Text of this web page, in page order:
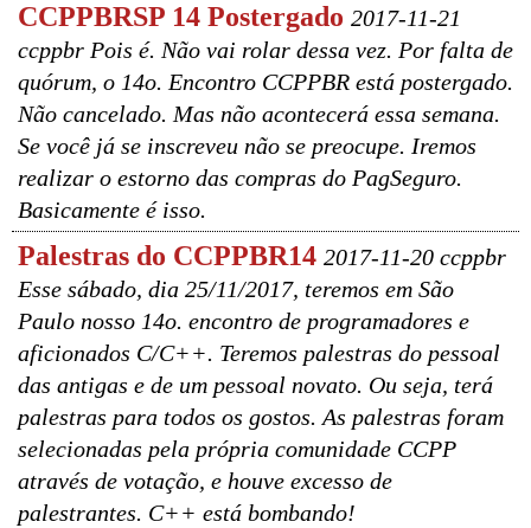
CCPPBRSP 14 Postergado 2017-11-21
ccppbr Pois é. Não vai rolar dessa vez. Por falta de
quórum, o 14o. Encontro CCPPBR está postergado.
Não cancelado. Mas não acontecerá essa semana.
Se você já se inscreveu não se preocupe. Iremos
realizar o estorno das compras do PagSeguro.
Basicamente é isso.
Palestras do CCPPBR14 2017-11-20 ccppbr
Esse sábado, dia 25/11/2017, teremos em São
Paulo nosso 14o. encontro de programadores e
aficionados C/C++. Teremos palestras do pessoal
das antigas e de um pessoal novato. Ou seja, terá
palestras para todos os gostos. As palestras foram
selecionadas pela própria comunidade CCPP
através de votação, e houve excesso de
palestrantes. C++ está bombando!